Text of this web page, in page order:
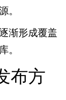
。
渐形成覆盖
。
布方